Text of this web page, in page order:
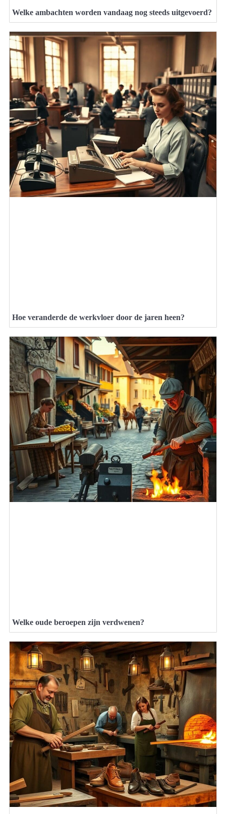
Welke ambachten worden vandaag nog steeds uitgevoerd?
Hoe veranderde de werkvloer door de jaren heen?
Welke oude beroepen zijn verdwenen?